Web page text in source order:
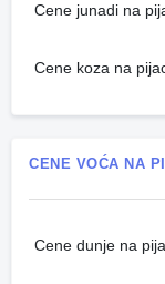
Cene junadi na
Cene koza na
CENE VOĆA NA
Cene dunje na